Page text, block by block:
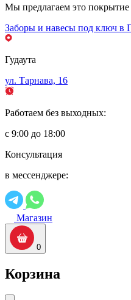
Мы предлагаем это
Заборы и навесы под ключ в
Гудаута
ул. Тарнава, 16
Работаем без выходных:
с 9:00 до 18:00
Консультация
в мессенджере:
Магазин
0
Корзина